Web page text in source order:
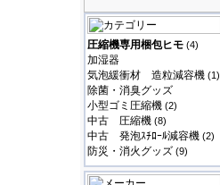
圧縮機専用梱包ヒモ (4)
加湿器
気泡緩衝材 造粒減容機 (1)
除菌・消臭グッズ
小型ゴミ圧縮機 (2)
中古 圧縮機 (8)
中古 発泡ｽﾁﾛｰﾙ減容機 (2)
防災・消火グッズ (9)